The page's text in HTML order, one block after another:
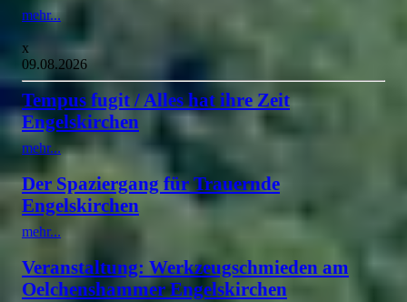
mehr...
x
09.08.2026
Tempus fugit / Alles hat ihre Zeit
Engelskirchen
mehr...
Der Spaziergang für Trauernde
Engelskirchen
mehr...
Veranstaltung: Werkzeugschmieden am
Oelchenshammer Engelskirchen